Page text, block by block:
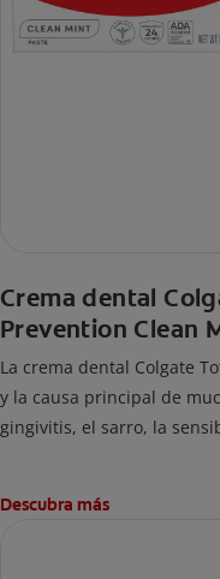
Crema dental
Prevention Clean
La crema dental Colgate
y la causa principal de
gingivitis, el sarro, la
Descubra más